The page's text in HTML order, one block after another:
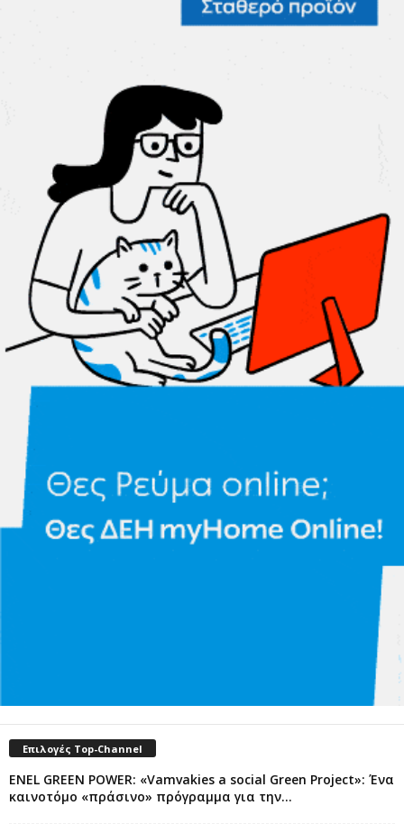
Επιλογές Top-Channel
ENEL GREEN POWER: «Vamvakies a social Green Project»: Ένα
καινοτόμο «πράσινο» πρόγραμμα για την...